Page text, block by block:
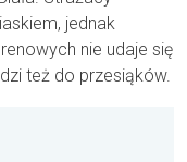
jednak
nie udaje się
też do przesiąków.